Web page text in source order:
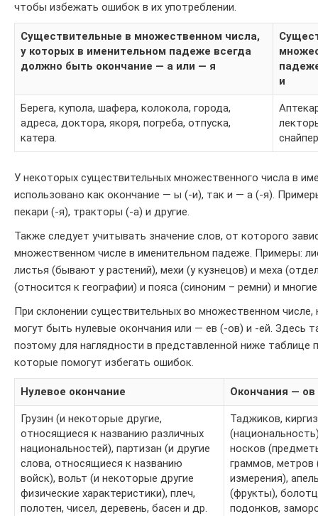
чтобы избежать ошибок в их употреблении.
Существительные в множественном числа,
у которых в именительном падеже всегда
должно быть окончание — а или — я
и
Берега, купола, шафера, колокола, города,
адреса, доктора, якоря, погреба, отпуска,
катера.
У некоторых существительных множественного числа в
использовано как окончание — ы (-и), так и — а (-я).
пекари (-я), тракторы (-а) и другие.
Также следует учитывать значение слов, от которого
множественном числе в именительном падеже. Примеры:
листья (бывают у растений), мехи (у кузнецов) и меха
(относится к географии) и пояса (синоним – ремни) и многие
При склонении существительных во множественном
могут быть нулевые окончания или — ев (-ов) и -ей. Здесь
поэтому для наглядности в представленной ниже
которые помогут избегать ошибок.
Нулевое окончание Окончания —
Грузин (и некоторые другие,
относящиеся к названию различных
национальностей), партизан (и другие
слова, относящиеся к названию
войск), вольт (и некоторые другие
физические характеристики), плеч,
полотен, чисел, деревень, басен и др.
Таджиков,
носков
граммов,
измерения),
(фрукты),
подонков,